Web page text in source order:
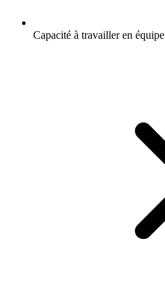
Capacité à travailler en équipe